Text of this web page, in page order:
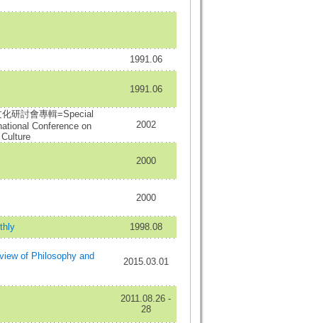
1991.06
1991.06
研討會專輯=Special
Conference on
2002
2000
2000
1998.08
of Philosophy and
2015.03.01
2011.08.26 -
28